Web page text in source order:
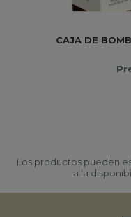
CAJA DE
Los productos pueden
a la